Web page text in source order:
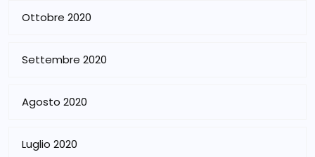
Ottobre 2020
Settembre 2020
Agosto 2020
Luglio 2020